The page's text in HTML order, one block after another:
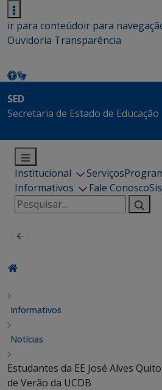
ir para conteúdoir para
Ouvidoria Transparência
SED
Secretaria de Estado de Educação
Institucional Serviços
Informativos
Fale Conosco
Pesquisar
por:
Informativos
Notícias
Estudantes da EE José Alves
de Verão da UCDB